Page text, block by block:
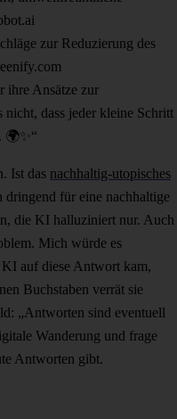
zur Reduzierung des
ihre Ansätze zur
dass jeder kleine Schritt
🌍✨“
Ist das nachhaltig-utopisches
dringend für eine nachhaltige
die KI halluziniert nur. Auch
Mich würde es
auf diese Antwort kam,
Buchstaben verrät sie
„Antworten sind eventuell
Wanderung und frage
Antworten gibt.